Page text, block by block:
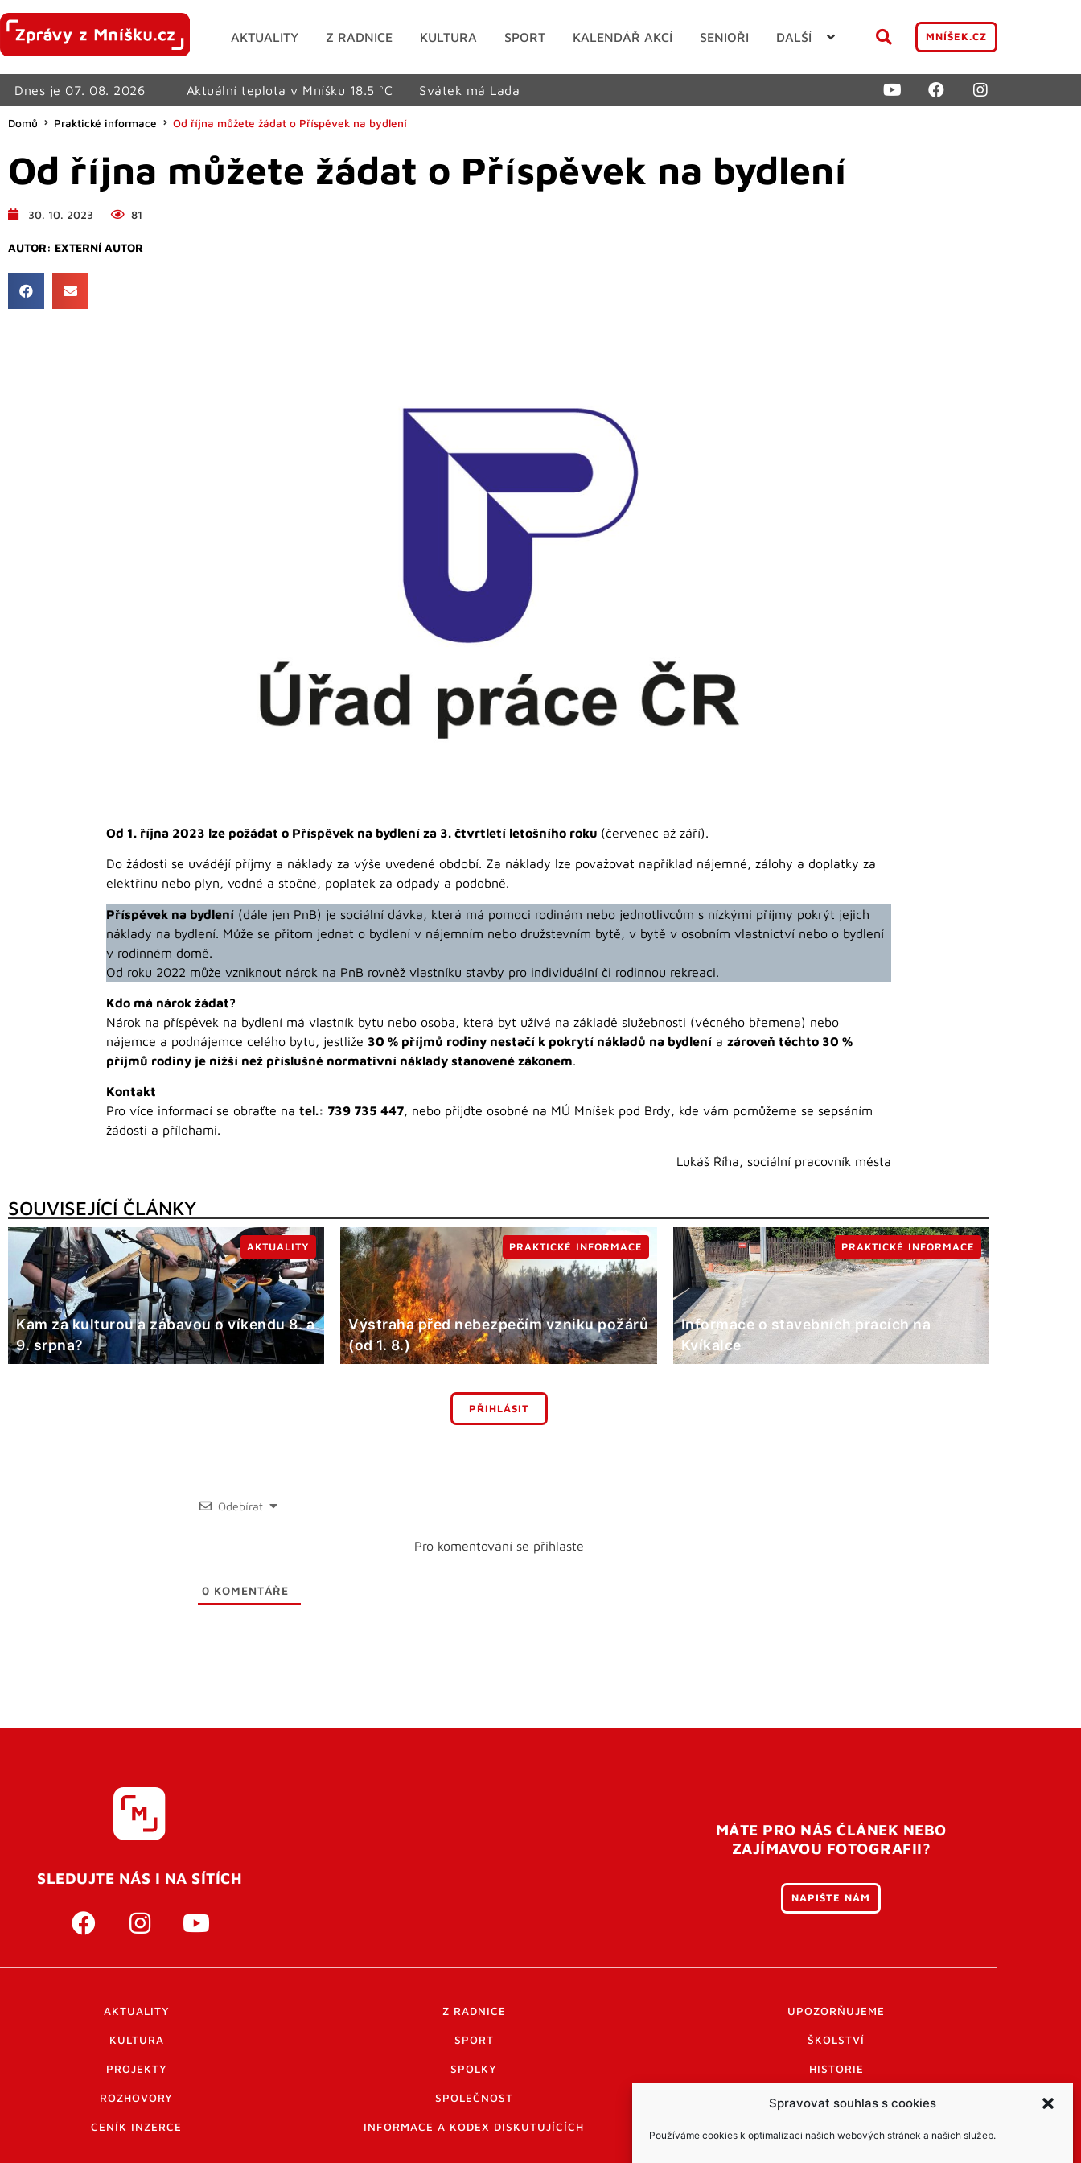
Spravovat souhlas s cookies
Používáme cookies k optimalizaci našich webových stránek a našich služeb.
AKTUALITY Z RADNICE KULTURA SPORT KALENDÁŘ AKCÍ SENIOŘI DALŠÍ MNÍŠEK.CZ
Dnes je 07. 08. 2026 Aktuální teplota v Mníšku 18.5 °C Svátek má Lada
Domů Praktické informace Od října můžete žádat o Příspěvek na bydlení
Od října můžete žádat o Příspěvek na bydlení
30. 10. 2023 81
AUTOR: EXTERNÍ AUTOR
Od 1. října 2023 lze požádat o Příspěvek na bydlení za 3. čtvrtletí letošního roku (červenec až září).
Do žádosti se uvádějí příjmy a náklady za výše uvedené období. Za náklady lze považovat například nájemné, zálohy a doplatky za
elektřinu nebo plyn, vodné a stočné, poplatek za odpady a podobně.
Příspěvek na bydlení (dále jen PnB) je sociální dávka, která má pomoci rodinám nebo jednotlivcům s nízkými příjmy pokrýt jejich
náklady na bydlení. Může se přitom jednat o bydlení v nájemním nebo družstevním bytě, v bytě v osobním vlastnictví nebo o bydlení
v rodinném domě.
Od roku 2022 může vzniknout nárok na PnB rovněž vlastníku stavby pro individuální či rodinnou rekreaci.
Kdo má nárok žádat?
Nárok na příspěvek na bydlení má vlastník bytu nebo osoba, která byt užívá na základě služebnosti (věcného břemena) nebo
nájemce a podnájemce celého bytu, jestliže 30 % příjmů rodiny nestačí k pokrytí nákladů na bydlení a zároveň těchto 30 %
příjmů rodiny je nižší než příslušné normativní náklady stanovené zákonem.
Kontakt
Pro více informací se obraťte na tel.: 739 735 447, nebo přijďte osobně na MÚ Mníšek pod Brdy, kde vám pomůžeme se sepsáním
žádosti a přílohami.
Lukáš Říha, sociální pracovník města
SOUVISEJÍCÍ ČLÁNKY
Kam za kulturou a zábavou o víkendu 8. a
9. srpna?
AKTUALITY
Výstraha před nebezpečím vzniku požárů
(od 1. 8.)
PRAKTICKÉ INFORMACE
Informace o stavebních pracích na
Kvíkalce
PRAKTICKÉ INFORMACE
PŘIHLÁSIT
Odebírat
Pro komentování se přihlaste
0 KOMENTÁŘE
SLEDUJTE NÁS I NA SÍTÍCH
MÁTE PRO NÁS ČLÁNEK NEBO
ZAJÍMAVOU FOTOGRAFII?
NAPIŠTE NÁM
AKTUALITY Z RADNICE UPOZORŇUJEME
KULTURA SPORT ŠKOLSTVÍ
PROJEKTY SPOLKY HISTORIE
ROZHOVORY SPOLEČNOST PRAKTICKÉ INFORMACE
CENÍK INZERCE INFORMACE A KODEX DISKUTUJÍCÍCH